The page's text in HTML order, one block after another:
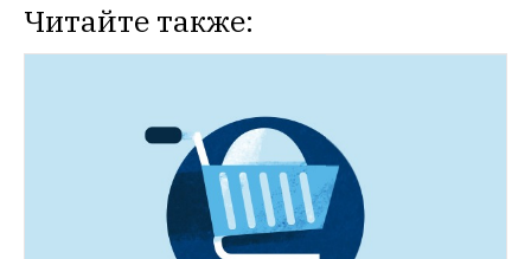
Читайте также: